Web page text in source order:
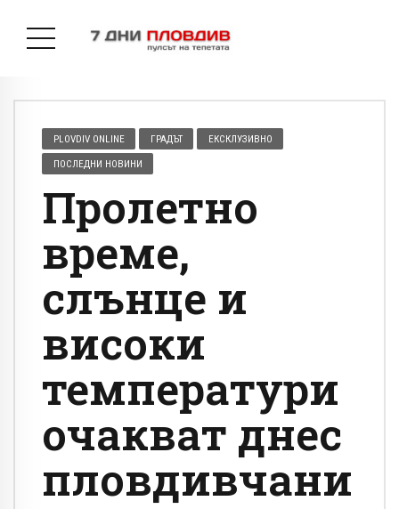
PLOVDIV ONLINE ГРАДЪТ ЕКСКЛУЗИВНО
ПОСЛЕДНИ НОВИНИ
Пролетно
време,
слънце и
високи
температури
очакват днес
пловдивчани